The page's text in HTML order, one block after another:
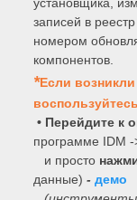
записей в
номером
компонентов.
*Если
• Перейдите к
программе IDM -
и просто
данные) -демо